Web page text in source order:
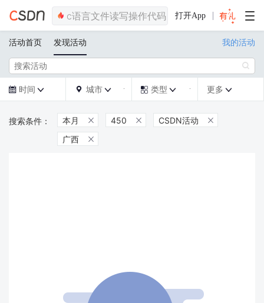
打开App
活动首页 发现活动 我的活动

 时间   城市   类型  更多 
本月  450  CSDN活动 
广西 